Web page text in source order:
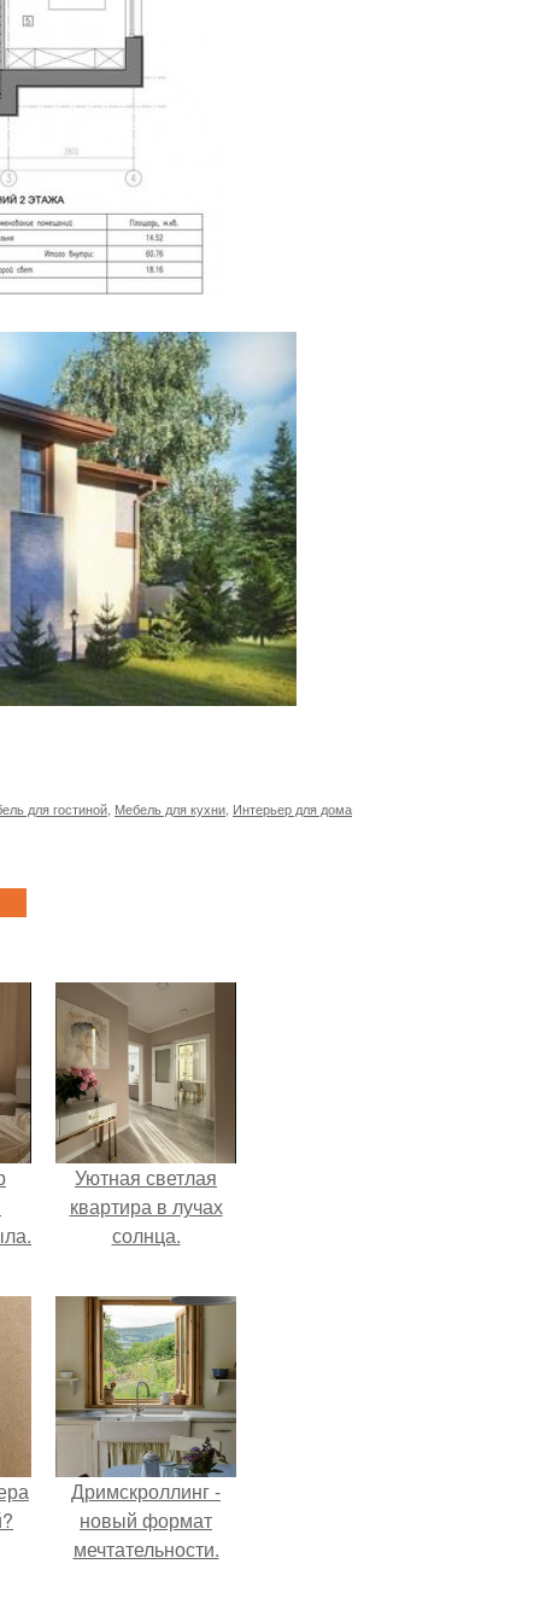
для гостиной Мебель для кухни Интерьер для дома
Уютная светлая
квартира в лучах
солнца.
Дримскроллинг -
новый формат
мечтательности.